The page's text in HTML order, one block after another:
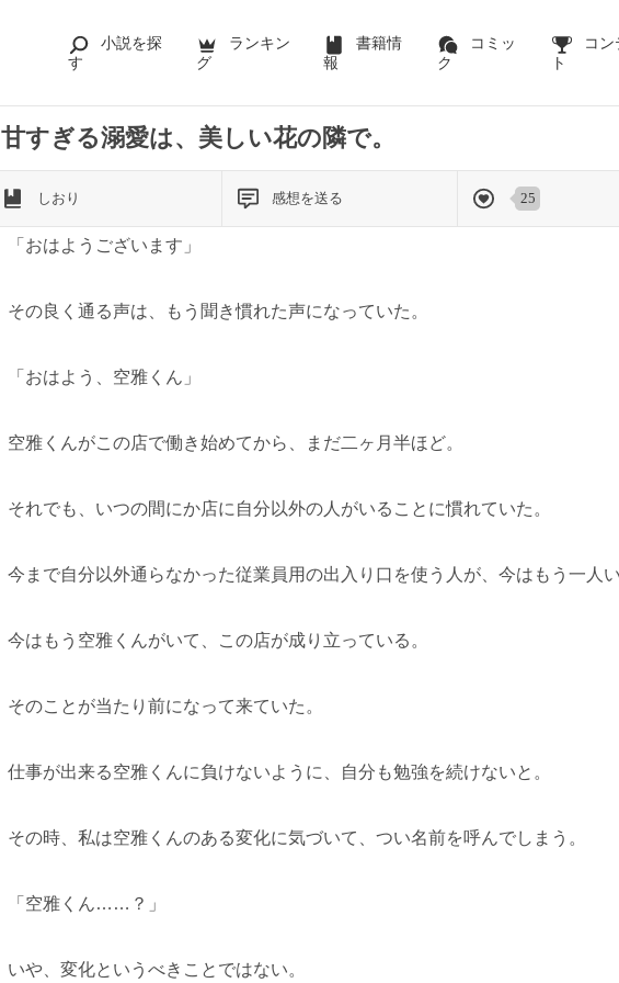
小説を探
す
ランキン
グ
書籍情
報
コミッ
ク
コン
ト
甘すぎる溺愛は、美しい花の隣で。
しおり 感想を送る 25
「おはようございます」
その良く通る声は、もう聞き慣れた声になっていた。
「おはよう、空雅くん」
空雅くんがこの店で働き始めてから、まだ二ヶ月半ほど。
それでも、いつの間にか店に自分以外の人がいることに慣れていた。
今まで自分以外通らなかった従業員用の出入り口を使う人が、今はもう一人
今はもう空雅くんがいて、この店が成り立っている。
そのことが当たり前になって来ていた。
仕事が出来る空雅くんに負けないように、自分も勉強を続けないと。
その時、私は空雅くんのある変化に気づいて、つい名前を呼んでしまう。
「空雅くん……？」
いや、変化というべきことではない。